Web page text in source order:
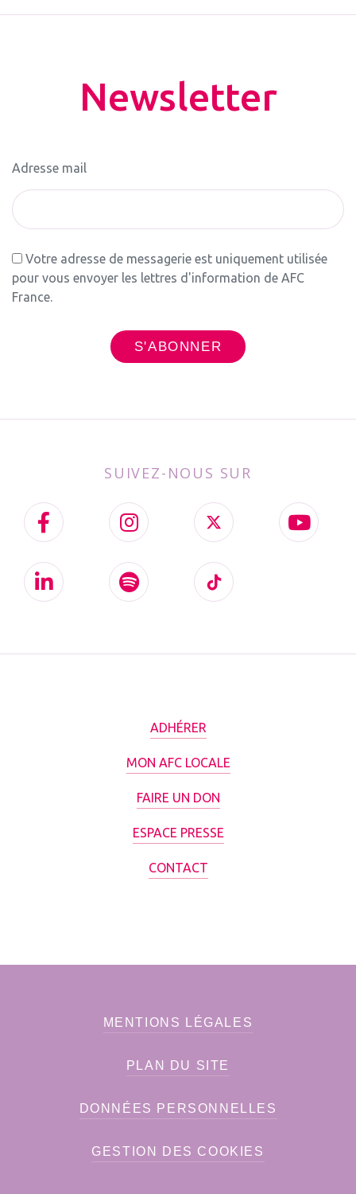
Newsletter
Adresse mail
Votre adresse de messagerie est uniquement utilisée
pour vous envoyer les lettres d'information de AFC
France.
SUIVEZ-NOUS SUR
ADHÉRER
MON AFC LOCALE
FAIRE UN DON
ESPACE PRESSE
CONTACT
MENTIONS LÉGALES
PLAN DU SITE
DONNÉES PERSONNELLES
GESTION DES COOKIES